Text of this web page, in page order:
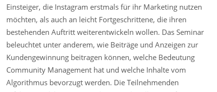
Einsteiger, die Instagram erstmals für ihr Marketing nutzen
möchten, als auch an leicht Fortgeschrittene, die ihren
bestehenden Auftritt weiterentwickeln wollen. Das Seminar
beleuchtet unter anderem, wie Beiträge und Anzeigen zur
Kundengewinnung beitragen können, welche Bedeutung
Community Management hat und welche Inhalte vom
Algorithmus bevorzugt werden. Die Teilnehmenden